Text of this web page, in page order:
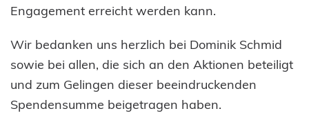
Engagement erreicht werden kann.
Wir bedanken uns herzlich bei Dominik Schmid
sowie bei allen, die sich an den Aktionen beteiligt
und zum Gelingen dieser beeindruckenden
Spendensumme beigetragen haben.